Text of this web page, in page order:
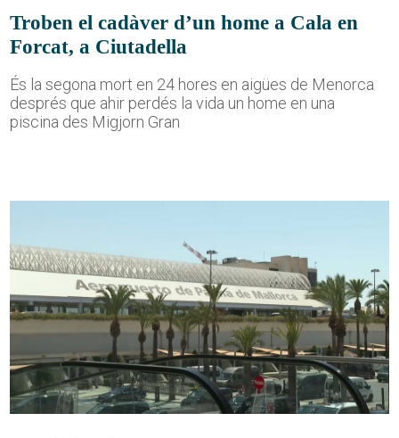
Troben el cadàver d’un home a Cala en
Forcat, a Ciutadella
És la segona mort en 24 hores en aigües de Menorca
després que ahir perdés la vida un home en una
piscina des Migjorn Gran